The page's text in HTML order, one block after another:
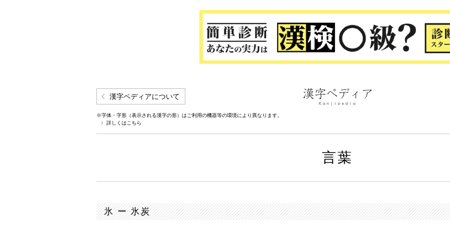
漢字ペディアについて
※字体・字形（表示される漢字の形）はご利用の機器等の環境により異なります。
詳しくはこちら
言葉
氷 ー 氷炭